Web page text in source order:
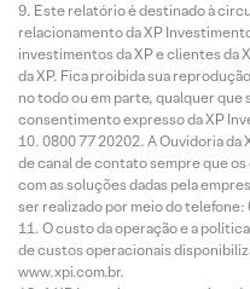
Este relatório é destinado à
relacionamento da XP
investimentos da XP e clientes da
da XP. Fica proibida sua
no todo ou em parte, qualquer que
consentimento expresso da XP
0800 77 20202. A Ouvidoria da
de canal de contato sempre que
com as soluções dadas pela
ser realizado por meio do telefone:
O custo da operação e a
de custos operacionais
www.xpi.com.br.